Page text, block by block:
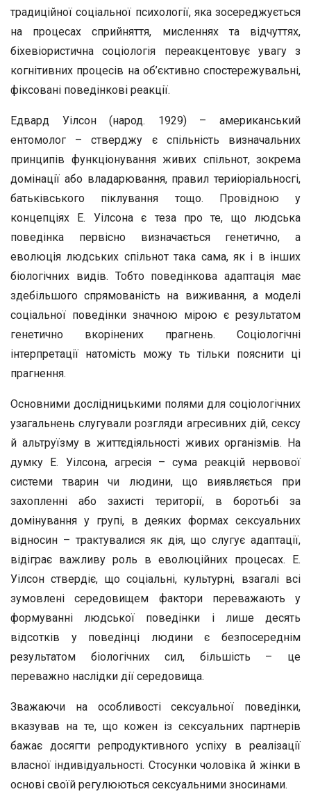
традиційної соціальної психології, яка зосереджується
на процесах сприйняття, мисленнях та відчуттях,
біхевіористична соціологія переакцентовує увагу з
когнітивних процесів на об’єктивно спостережувальні,
фіксовані поведінкові реакції.
Едвард Уілсон (народ. 1929) – американський
ентомолог – стверджу є спільність визначальних
принципів функціонування живих спільнот, зокрема
домінації або владарювання, правил териіоріальносгі,
батьківського піклування тощо. Провідною у
концепціях Е. Уілсона є теза про те, що людська
поведінка первісно визначається генетично, а
еволюція людських спільнот така сама, як і в інших
біологічних видів. Тобто поведінкова адаптація має
здебільшого спрямованість на виживання, а моделі
соціальної поведінки значною мірою є результатом
генетично вкорінених прагнень. Соціологічні
інтерпретації натомість можу ть тільки пояснити ці
прагнення.
Основними дослідницькими полями для соціологічних
узагальнень слугували розгляди агресивних дій, сексу
й альтруїзму в життєдіяльності живих організмів. На
думку Е. Уілсона, агресія – сума реакцій нервової
системи тварин чи людини, що виявляється при
захопленні або захисті території, в боротьбі за
домінування у групі, в деяких формах сексуальних
відносин – трактувалися як дія, що слугує адаптації,
відіграє важливу роль в еволюційних процесах. Е.
Уілсон ствердіє, що соціальні, культурні, взагалі всі
зумовлені середовищем фактори переважають у
формуванні людської поведінки і лише десять
відсотків у поведінці людини є безпосереднім
результатом біологічних сил, більшість – це
переважно наслідки дії середовища.
Зважаючи на особливості сексуальної поведінки,
вказував на те, що кожен із сексуальних партнерів
бажає досягти репродуктивного успіху в реалізації
власної індивідуальності. Стосунки чоловіка й жінки в
основі своїй регулюються сексуальними зносинами.